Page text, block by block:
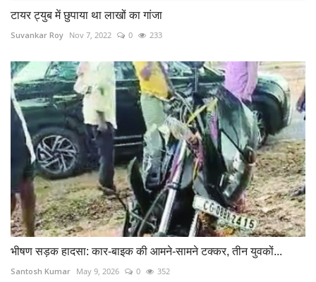
टायर ट्युब में छुपाया था लाखों का गांजा
Suvankar Roy Nov 7, 2022 0 233
भीषण सड़क हादसा: कार-बाइक की आमने-सामने टक्कर, तीन युवकों...
Santosh Kumar May 9, 2026 0 352